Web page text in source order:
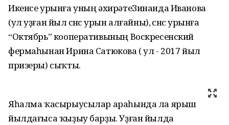
Икенсе урынға уның әхирәтеЗинаида Иванова
(ул уҙған йыл өсөнсө урын алғайны), өсөнсө урынға
“Октябрь” кооперативының Воскресенский
фермаһынан Ирина Сатюкова ( ул - 2017 йыл
призеры) сыҡты.
Яһалма ҡасырыусылар араһында ла ярыш
йылдағыса ҡыҙыу барҙы. Уҙған йылда